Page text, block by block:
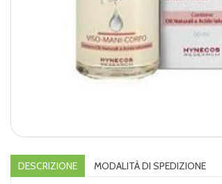
DESCRIZIONE MODALITÀ DI SPEDIZIONE